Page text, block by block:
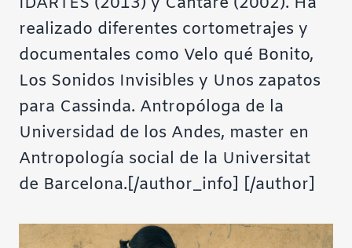
realizado diferentes cortometrajes y
documentales como Velo qué Bonito,
Los Sonidos Invisibles y Unos zapatos
para Cassinda. Antropóloga de la
Universidad de los Andes, master en
Antropología social de la Universitat
de Barcelona.[/author_info] [/author]